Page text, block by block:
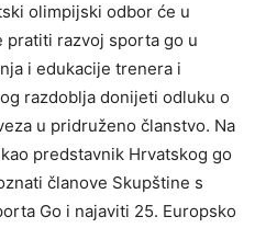
olimpijski odbor će u
pratiti razvoj sporta go u
i edukacije trenera i
razdoblja donijeti odluku o
u pridruženo članstvo. Na
predstavnik Hrvatskog go
članove Skupštine s
Go i najaviti 25. Europsko